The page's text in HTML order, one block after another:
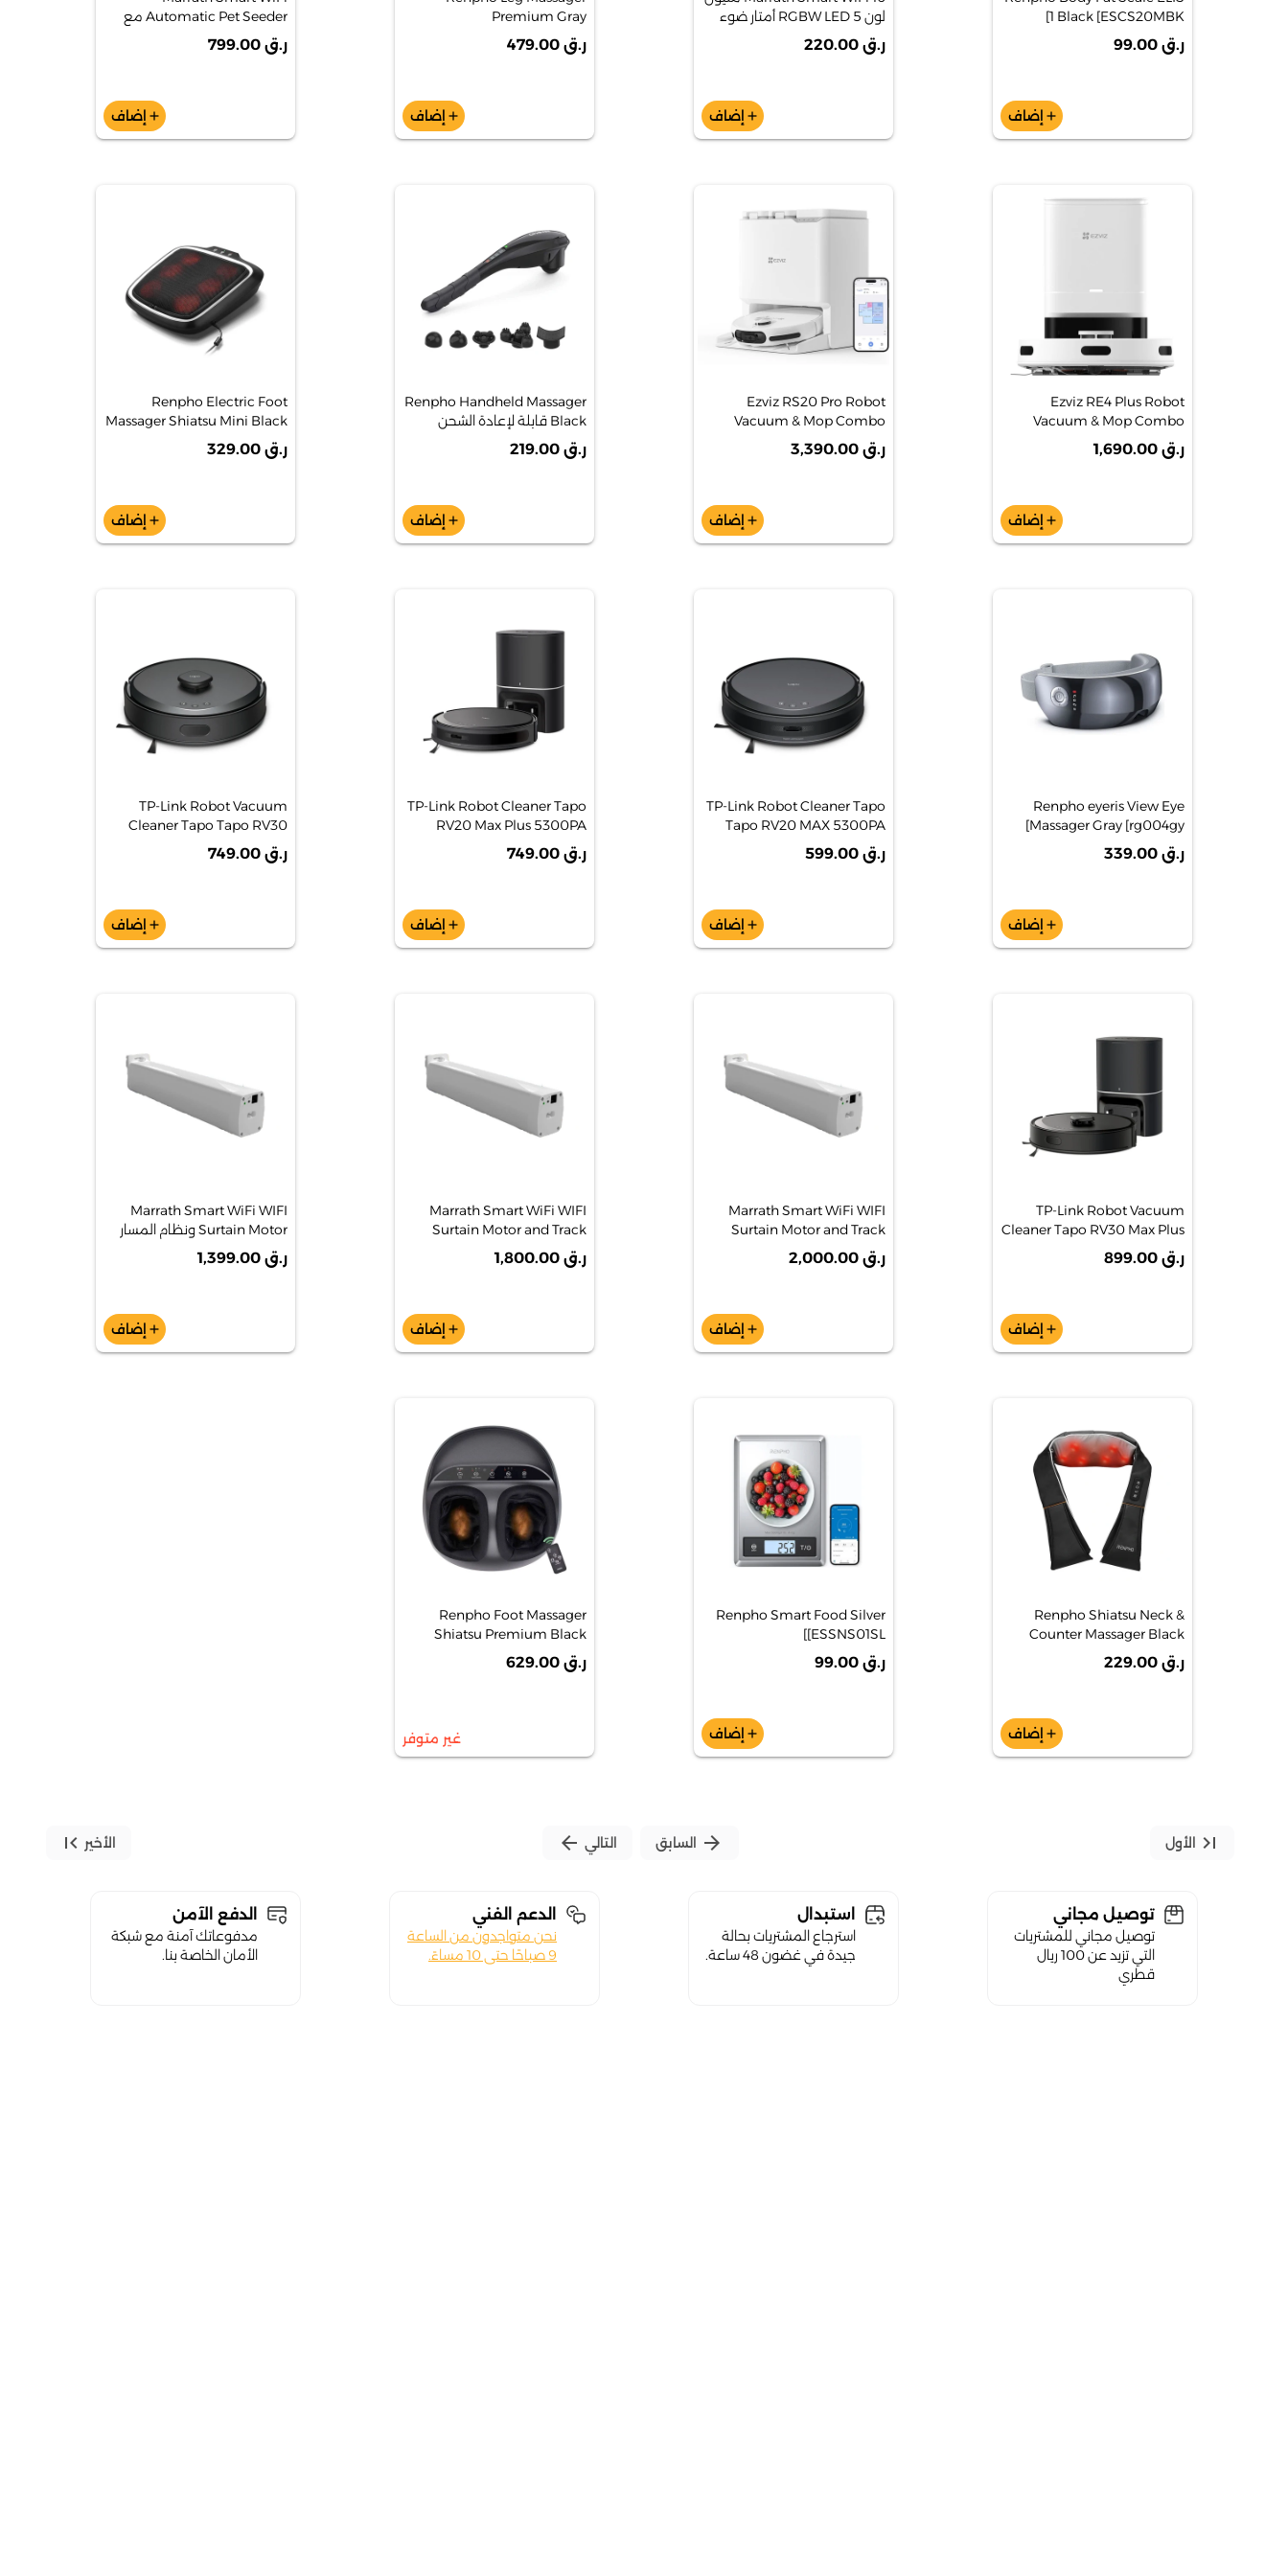
1 Black [ESCS20MBK]
ر.ق 99.00
add إضاف
لون RGBW LED 5 أمتار ضوء
الشريط - MSHL17
ر.ق 220.00
add إضاف
Premium Gray
[rpalm070hgy]
ر.ق 479.00
add إضاف
Automatic Pet Seeder مع
كاميرا صوتية ثنائية الاتجاه -
MSHA34
ر.ق 799.00
add إضاف
Ezviz RE4 Plus Robot
Vacuum & Mop Combo
ر.ق 1,690.00
add إضاف
Ezviz RS20 Pro Robot
Vacuum & Mop Combo
ر.ق 3,390.00
add إضاف
Renpho Handheld Massager
Black قابلة لإعادة الشحن
ر.ق 219.00
add إضاف
Renpho Electric Foot
Massager Shiatsu Mini Black
[RFFM062BK]
ر.ق 329.00
add إضاف
Renpho eyeris View Eye
Massager Gray [rg004gy]
ر.ق 339.00
add إضاف
TP-Link Robot Cleaner Tapo
Tapo RV20 MAX 5300PA
شفط MAGSLIM ™ LIDAR
MAVIGINE ROBOT
ر.ق 599.00
add إضاف
TP-Link Robot Cleaner Tapo
RV20 Max Plus 5300PA
Saction Magslim ™ Lidar
Mavigation Robot Vacuum
ر.ق 749.00
add إضاف
TP-Link Robot Vacuum
Cleaner Tapo Tapo RV30
Max 5300PA Hyper Scution
Robot Vacuum & Mop
ر.ق 749.00
add إضاف
TP-Link Robot Vacuum
Cleaner Tapo RV30 Max Plus
5300PA Hyper Saction
Robot Vacuum & Mop +
ر.ق 899.00
add إضاف
Marrath Smart WiFi WIFI
Surtain Motor and Track
System 6.2 Mge
ر.ق 2,000.00
add إضاف
Marrath Smart WiFi WIFI
Surtain Motor and Track
System 5.2 Mets
ر.ق 1,800.00
add إضاف
Marrath Smart WiFi WIFI
Surtain Motor ونظام المسار
3.2 متر
ر.ق 1,399.00
add إضاف
Renpho Shiatsu Neck &
Counter Massager Black
[RPSNM061BK]
ر.ق 229.00
add إضاف
Renpho Smart Food Silver
[ESSNS01SL]
ر.ق 99.00
add إضاف
Renpho Foot Massager
Shiatsu Premium Black
[RFFM059RBK]
ر.ق 629.00
غير متوفر
last_page الأول arrow_forward السابق التالي arrow_back الأخير first_page
توصيل مجاني
توصيل مجاني للمشتريات
التي تزيد عن 100 ريال
قطري
استبدال
استرجاع المشتريات بحالة
جيدة في غضون 48 ساعة.
الدعم الفني
نحن متواجدون من الساعة
9 صباحًا حتى 10 مساءً.
الدفع الآمن
مدفوعاتك آمنة مع شبكة
الأمان الخاصة بنا.